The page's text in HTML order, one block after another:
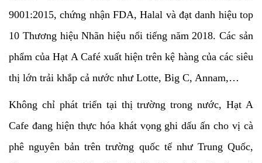
9001:2015, chứng nhận FDA, Halal và đạt danh hiệu top
10 Thương hiệu Nhãn hiệu nổi tiếng năm 2018. Các sản
phẩm của Hạt A Café xuất hiện trên kệ hàng của các siêu
thị lớn trải khắp cả nước như Lotte, Big C, Annam,…
Không chỉ phát triển tại thị trường trong nước, Hạt A
Cafe đang hiện thực hóa khát vọng ghi dấu ấn cho vị cà
phê nguyên bản trên trường quốc tế như Trung Quốc,